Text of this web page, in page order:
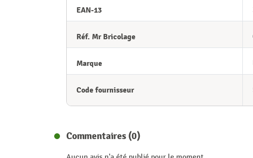
EAN-13
Réf. Mr Bricolage
Marque
Code fournisseur
Commentaires (0)